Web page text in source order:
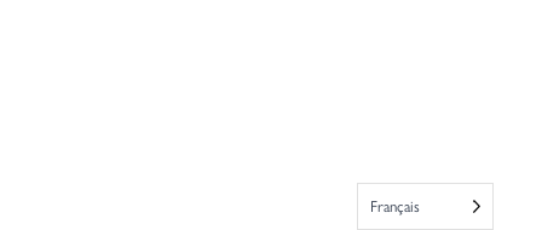
Français